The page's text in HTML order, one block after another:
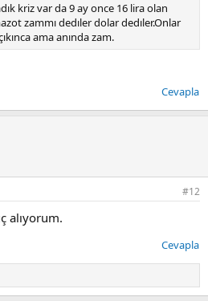
kriz var da 9 ay once 16 lira olan
zammı dedıler dolar dedıler.Onlar
ama anında zam.
Cevapla
#12
alıyorum.
Cevapla